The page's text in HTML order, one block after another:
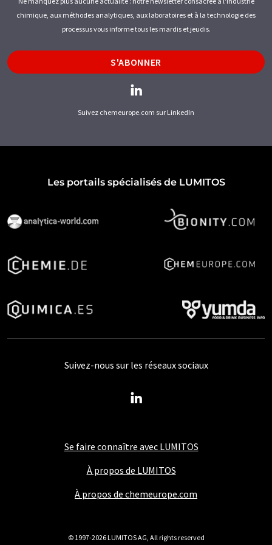
pompes pour la chimie
récipients de stockage réservoirs de dosage
sondes de chlor libre sondes de chlor total
sondes de conductivité sondes de fluorure
stations de dosage
stations de traitement de l'eau
systèmes d'osmose inverse
systèmes d'osmose inverse
systèmes de désinfection de l'eau
systèmes de dosage systèmes de dosage
chimique, aux méthodes analytiques, aux laboratoires et à la technologie des
processus vous informe tous les mardis et jeudis.
S'ABONNER
Suivez chemeurope.com sur LinkedIn
Les portails spécialisés de LUMITOS
Se faire connaître avec LUMITOS
À propos de LUMITOS
À propos de chemeurope.com
Suivez-nous sur les réseaux sociaux
© 1997-2026 LUMITOS AG, All rights reserved